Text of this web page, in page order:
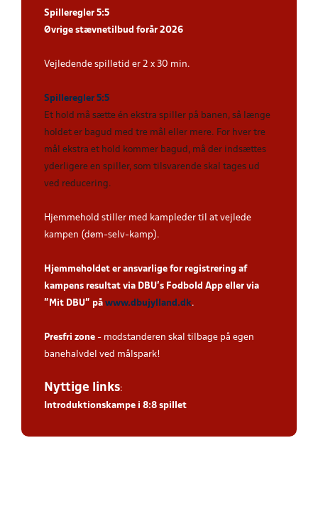
Spilleregler 5:5
Øvrige stævnetilbud forår 2026
Vejledende spilletid er 2 x 30 min.
Spilleregler 5:5
Et hold må sætte én ekstra spiller på banen, så længe
holdet er bagud med tre mål eller mere. For hver tre
mål ekstra et hold kommer bagud, må der indsættes
yderligere en spiller, som tilsvarende skal tages ud
ved reducering.
Hjemmehold stiller med kampleder til at vejlede
kampen (døm-selv-kamp).
Hjemmeholdet er ansvarlige for registrering af
kampens resultat via DBU’s Fodbold App eller via
”Mit DBU” på www.dbujylland.dk.
Presfri zone - modstanderen skal tilbage på egen
banehalvdel ved målspark!
Nyttige links:
Introduktionskampe i 8:8 spillet